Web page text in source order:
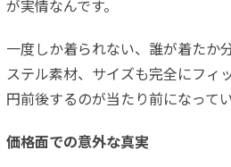
が実情なんです。
一度しか着られない、誰が着たか
ステル素材、サイズも完全にフィ
円前後するのが当たり前になってい
価格面での意外な真実